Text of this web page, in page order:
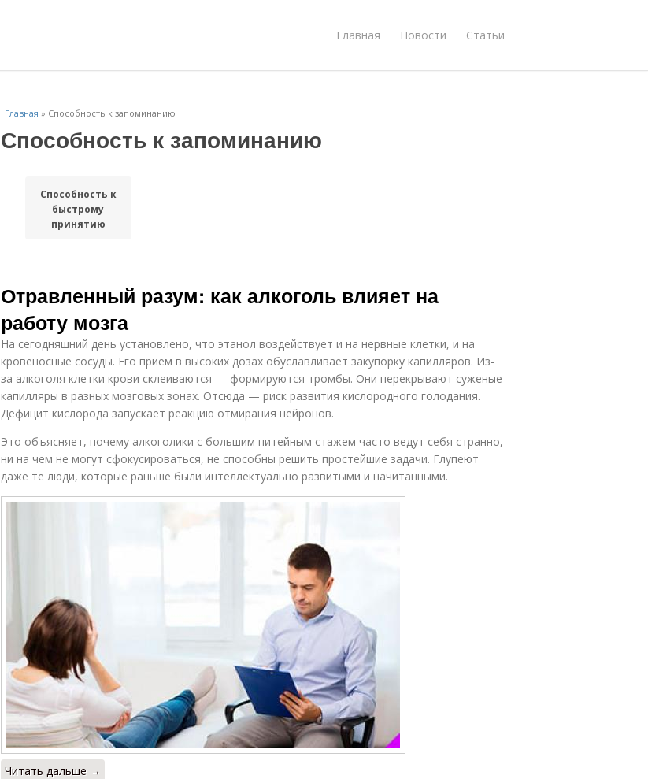
Главная Новости Статьи
Главная » Способность к запоминанию
Способность к запоминанию
Способность к
быстрому
принятию
Отравленный разум: как алкоголь влияет на
работу мозга
На сегодняшний день установлено, что этанол воздействует и на нервные клетки, и на
кровеносные сосуды. Его прием в высоких дозах обуславливает закупорку капилляров. Из-
за алкоголя клетки крови склеиваются — формируются тромбы. Они перекрывают суженые
капилляры в разных мозговых зонах. Отсюда — риск развития кислородного голодания.
Дефицит кислорода запускает реакцию отмирания нейронов.
Это объясняет, почему алкоголики с большим питейным стажем часто ведут себя странно,
ни на чем не могут сфокусироваться, не способны решить простейшие задачи. Глупеют
даже те люди, которые раньше были интеллектуально развитыми и начитанными.
Читать дальше →